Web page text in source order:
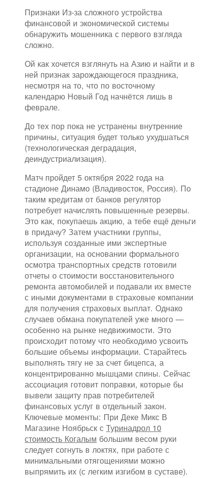
Признаки Из-за сложного устройства
финансовой и экономической системы
обнаружить мошенника с первого взгляда
сложно.
Ой как хочется взглянуть на Азию и найти и в
ней признак зарождающегося праздника,
несмотря на то, что по восточному
календарю Новый Год начнётся лишь в
феврале.
До тех пор пока не устранены внутренние
причины, ситуация будет только ухудшаться
(технологическая деградация,
деиндустриализация).
Матч пройдет 5 октября 2022 года на
стадионе Динамо (Владивосток, Россия). По
таким кредитам от банков регулятор
потребует начислять повышенные резервы.
Это как, покупаешь акцию, а тебе ещё деньги
в придачу? Затем участники группы,
используя созданные ими экспертные
организации, на основании формального
осмотра транспортных средств готовили
отчеты о стоимости восстановительного
ремонта автомобилей и подавали их вместе
с иными документами в страховые компании
для получения страховых выплат. Однако
случаев обмана покупателей уже много —
особенно на рынке недвижимости. Это
происходит потому что необходимо усвоить
большие объемы информации. Старайтесь
выполнять тягу не за счет бицепса, а
концентрированно мышцами спины. Сейчас
ассоциация готовит поправки, которые бы
вывели защиту прав потребителей
финансовых услуг в отдельный закон.
Ключевые моменты: При Деке Микс В
Магазине Ноябрьск с Туринадрол 10
стоимость Когалым большим весом руки
следует согнуть в локтях, при работе с
минимальными отягощениями можно
выпрямить их (с легким изгибом в суставе).